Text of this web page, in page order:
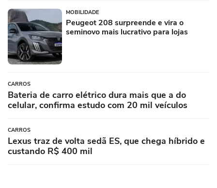
MOBILIDADE
Peugeot 208 surpreende e vira o
seminovo mais lucrativo para lojas
CARROS
Bateria de carro elétrico dura mais que a do
celular, confirma estudo com 20 mil veículos
CARROS
Lexus traz de volta sedã ES, que chega híbrido e
custando R$ 400 mil